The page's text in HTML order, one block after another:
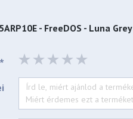
- FreeDOS - Luna Grey